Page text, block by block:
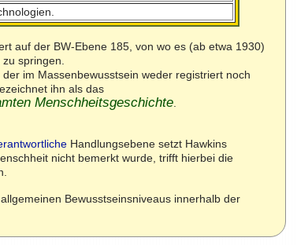
auf der BW-Ebene 185, von wo es (ab etwa 1930)
zu springen.
im Massenbewusstsein weder registriert noch
ihn als das
Menschheitsgeschichte
Handlungsebene setzt Hawkins
nicht bemerkt wurde, trifft hierbei die
Bewusstseinsniveaus innerhalb der